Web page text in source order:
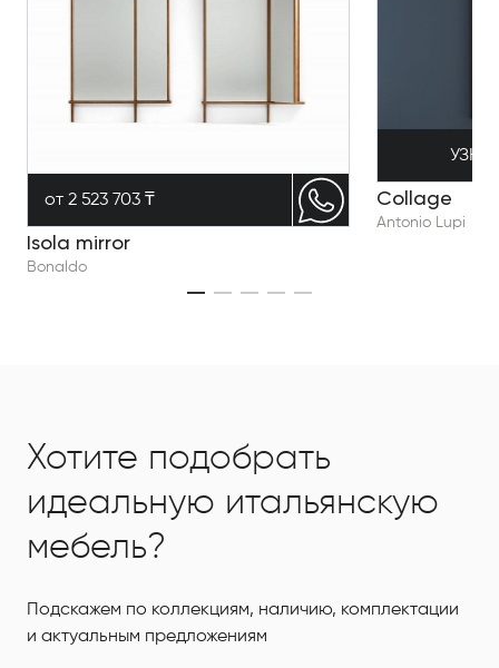
от 2 523 703 ₸
Isola mirror
Bonaldo
Collage
Antonio Lupi
Хотите подобрать
идеальную итальянскую
мебель?
Подскажем по коллекциям, наличию, комплектации
и актуальным предложениям